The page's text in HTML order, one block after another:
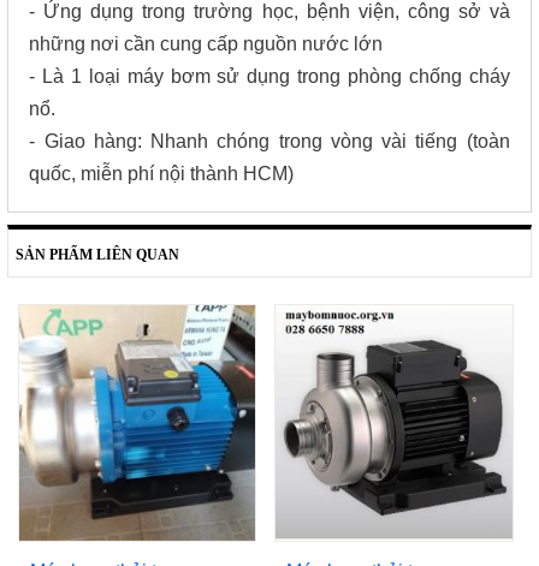
- Ứng dụng trong trường học, bệnh viện, công sở và
những nơi cần cung cấp nguồn nước lớn
- Là 1 loại máy bơm sử dụng trong phòng chống cháy
nổ.
- Giao hàng: Nhanh chóng trong vòng vài tiếng (toàn
quốc, miễn phí nội thành HCM)
SẢN PHẨM LIÊN QUAN